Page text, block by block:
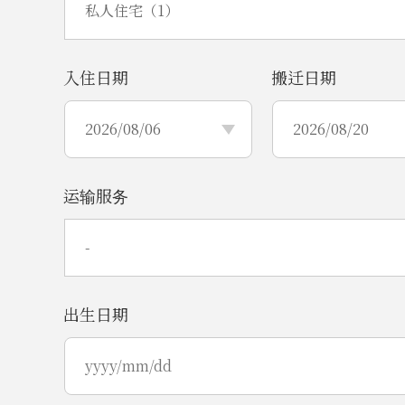
入住日期 搬迁日期
运输服务
出生日期